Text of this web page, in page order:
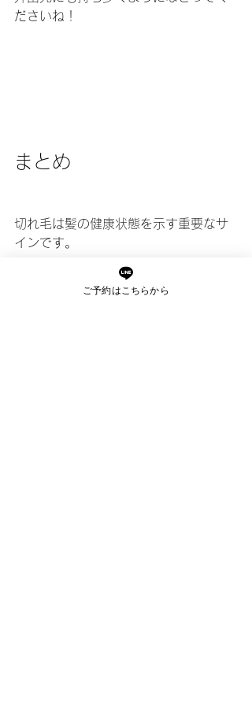
ださいね！
まとめ
切れ毛は髪の健康状態を示す重要なサ
インです。
髪の滑らかさや輝きが失われ、まとま
りにくくなります。
ご予約はこちらから